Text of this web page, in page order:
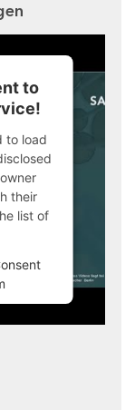
to
to load
their
list of